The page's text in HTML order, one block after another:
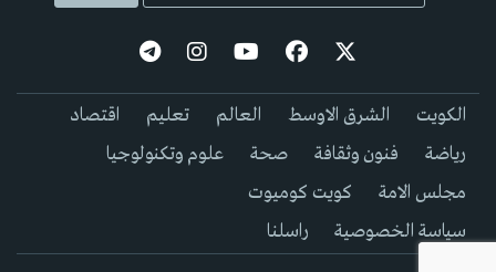
الكويت الشرق الاوسط العالم تعليم
اقتصاد
رياضة
فنون وثقافة صحة
علوم وتكنولوجيا
مجلس الامة
كويت كوميوت
سياسة الخصوصية
راسلنا